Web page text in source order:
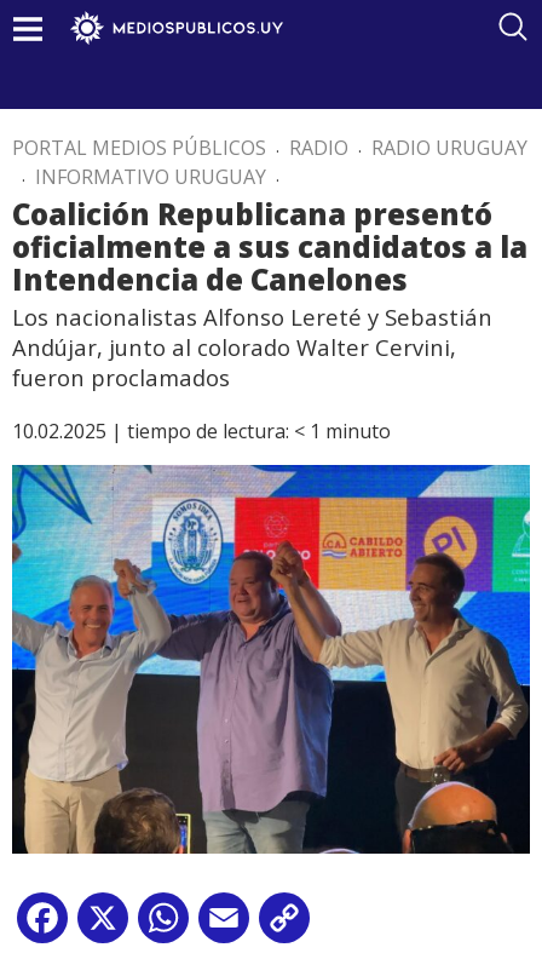
PORTAL MEDIOS PÚBLICOS . RADIO . RADIO URUGUAY
. INFORMATIVO URUGUAY .
Coalición Republicana presentó
oficialmente a sus candidatos a la
Intendencia de Canelones
Los nacionalistas Alfonso Lereté y Sebastián
Andújar, junto al colorado Walter Cervini,
fueron proclamados
10.02.2025 | tiempo de lectura: < 1 minuto
Facebook
X WhatsApp
Email